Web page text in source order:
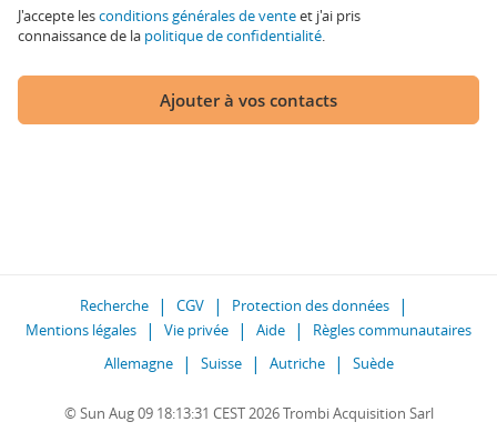
J'accepte lesconditions générales de venteet j'ai pris
connaissance de la politique de confidentialité.
Ajouter à vos contacts
Recherche CGV
Protection des données
Mentions légales
Vie privée Aide
Règles communautaires
Allemagne
Suisse Autriche Suède
© Sun Aug 09 18:13:31 CEST 2026 Trombi Acquisition Sarl